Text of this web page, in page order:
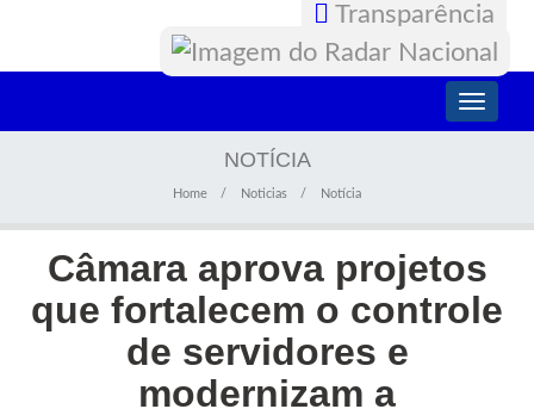
Transparência
Toggle
NOTÍCIA
Home Noticias Notícia
Câmara aprova projetos
que fortalecem o controle
de servidores e
modernizam a